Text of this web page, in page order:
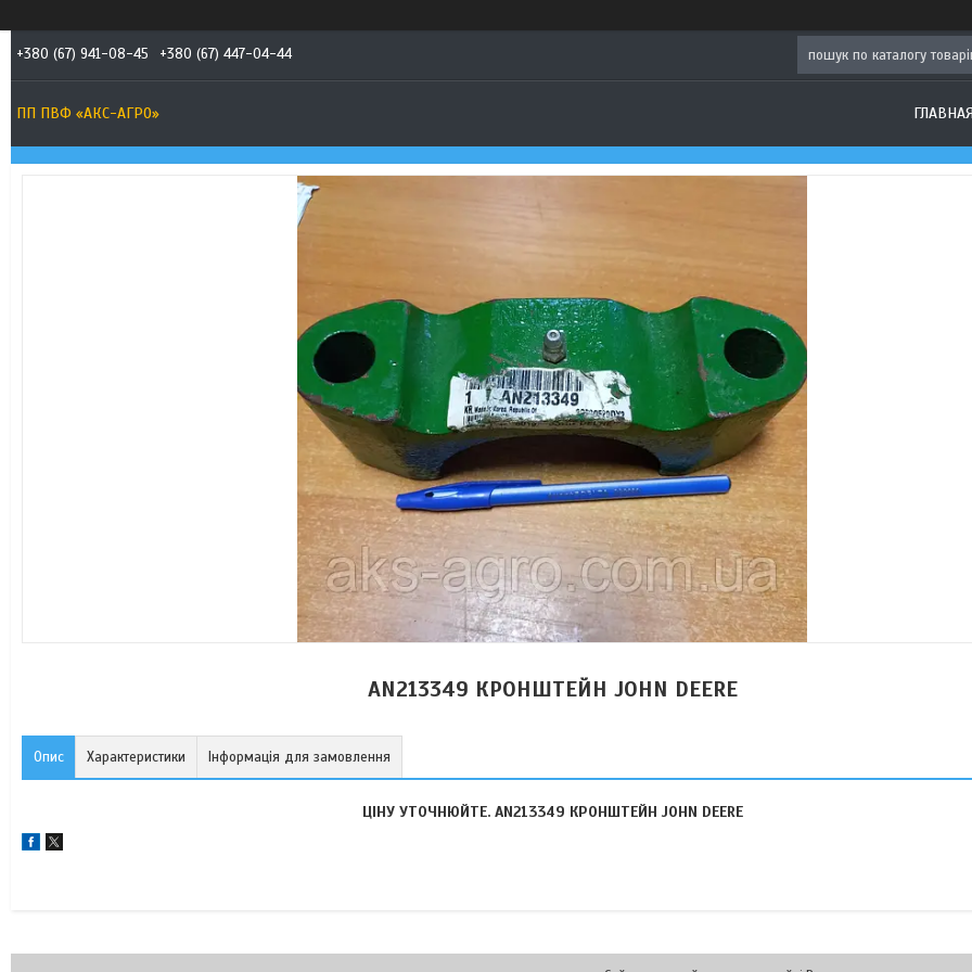
+380 (67) 941-08-45 +380 (67) 447-04-44
ПП ПВФ «АКС-АГРО» ГЛАВНАЯ
AN213349 КРОНШТЕЙН JOHN DEERE
Опис Характеристики Інформація для замовлення
ЦІНУ УТОЧНЮЙТЕ. AN213349 КРОНШТЕЙН JOHN DEERE